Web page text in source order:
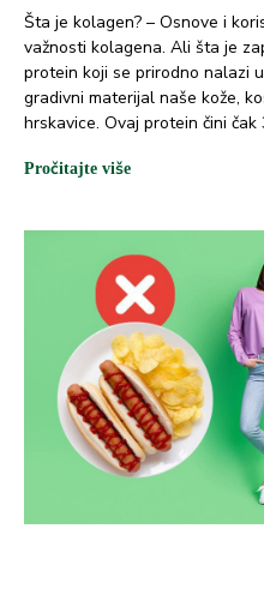
Šta je kolagen? – Osnove i
važnosti kolagena. Ali šta je
protein koji se prirodno nalazi
gradivni materijal naše kože,
hrskavice. Ovaj protein čini
Pročitajte više